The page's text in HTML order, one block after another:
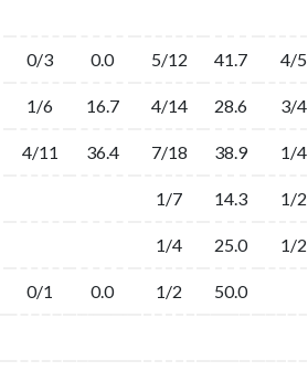
0/3 0.0 5/12 41.7 4/5
1/6 16.7 4/14 28.6 3/4
4/11 36.4 7/18 38.9 1/4
1/7 14.3 1/2
1/4 25.0 1/2
0/1 0.0 1/2 50.0